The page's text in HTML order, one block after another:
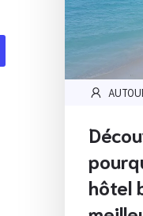
hôtel